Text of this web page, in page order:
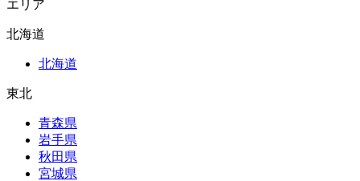
エリア
北海道
北海道
東北
青森県
岩手県
秋田県
宮城県